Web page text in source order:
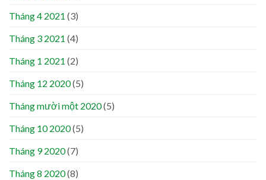
Tháng 4 2021 (3)
Tháng 3 2021 (4)
Tháng 1 2021 (2)
Tháng 12 2020(5)
Tháng mười một 2020(5)
Tháng 10 2020(5)
Tháng 9 2020(7)
Tháng 8 2020(8)